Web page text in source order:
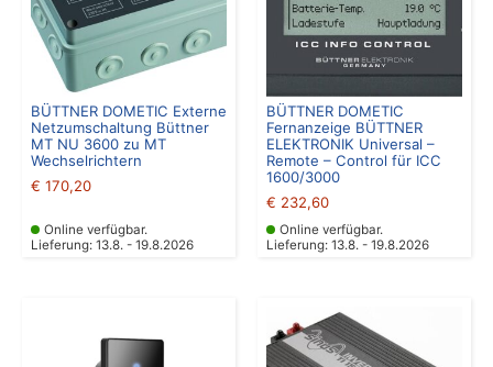
BÜTTNER DOMETIC Externe
Netzumschaltung Büttner
MT NU 3600 zu MT
Wechselrichtern
€ 170,20
Online verfügbar.
Lieferung: 13.8. - 19.8.2026
BÜTTNER DOMETIC
Fernanzeige BÜTTNER
ELEKTRONIK Universal –
Remote – Control für ICC
1600/3000
€ 232,60
Online verfügbar.
Lieferung: 13.8. - 19.8.2026